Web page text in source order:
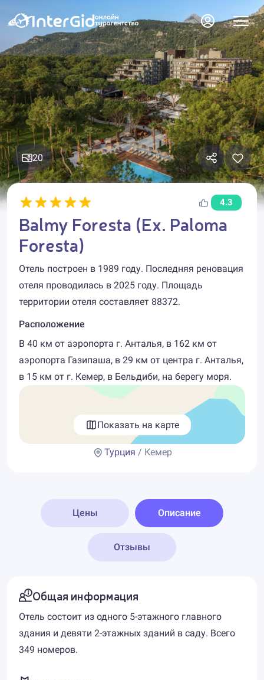
20
4.3
Balmy Foresta (Ex. Paloma
Foresta)
Отель построен в 1989 году. Последняя реновация
отеля проводилась в 2025 году. Площадь
территории отеля составляет 88372.
Расположение
В 40 км от аэропорта г. Анталья, в 162 км от
аэропорта Газипаша, в 29 км от центра г. Анталья,
в 15 км от г. Кемер, в Бельдиби, на берегу моря.
Показать на карте
Турция / Кемер
Цены Описание
Отзывы
Общая информация
Отель состоит из одного 5-этажного главного
здания и девяти 2-этажных зданий в саду. Всего
349 номеров.